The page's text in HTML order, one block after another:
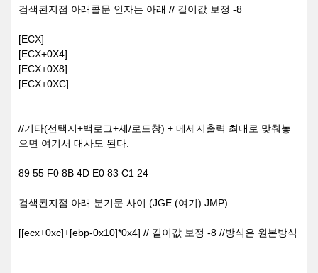
검색된지점 아래콜문 인자는 아래 // 길이값 보정 -8
[ECX]
[ECX+0X4]
[ECX+0X8]
[ECX+0XC]
//기타(선택지+백로그+세/로드창) + 메세지출력 최대로 맞춰놓
으면 여기서 대사도 된다.
89 55 F0 8B 4D E0 83 C1 24
검색된지점 아래 분기문 사이 (JGE (여기) JMP)
[[ecx+0xc]+[ebp-0x10]*0x4] // 길이값 보정 -8 //방식은 원본방식